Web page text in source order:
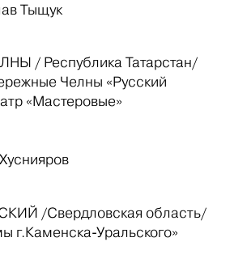
Тыщук
/ Республика Татарстан/
Челны «Русский
«Мастеровые»
/Свердловская область/
г.Каменска-Уральского»